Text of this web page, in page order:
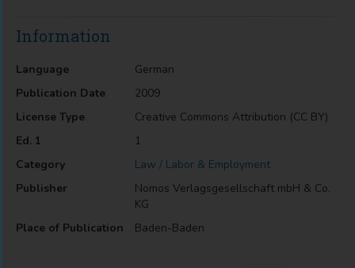
Information
Language
German
Publication Date
2009
License Type
Creative Commons Attribution (CC BY)
Ed. 1
1
Category
Law / Labor & Employment
Publisher
Nomos Verlagsgesellschaft mbH & Co.
KG
Place of Publication
Baden-Baden